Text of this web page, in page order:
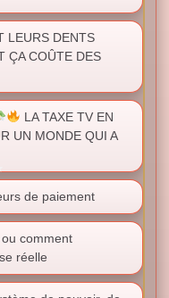
LEURS DENTS
ÇA COÛTE DES
LA TAXE TV EN
UN MONDE QUI A
de paiement
comment
réelle